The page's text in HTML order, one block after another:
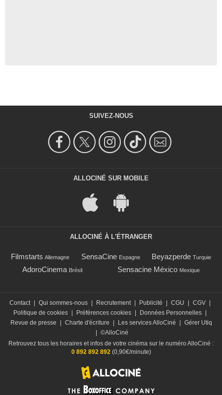
SUIVEZ-NOUS
ALLOCINÉ SUR MOBILE
ALLOCINÉ À L'ÉTRANGER
Filmstarts Allemagne SensaCine Espagne Beyazperde Turquie
AdoroCinema Brésil Sensacine México Mexique
Contact Qui sommes-nous Recrutement Publicité CGU CGV
Politique de cookies
Préférences cookies Données Personnelles
Revue de presse
Charte d'écriture Les services AlloCiné
Gérer Utiq
©AlloCiné
Retrouvez tous les horaires et infos de votre cinéma sur le numéro AlloCiné :
0 892 892 892(0,90€/minute)